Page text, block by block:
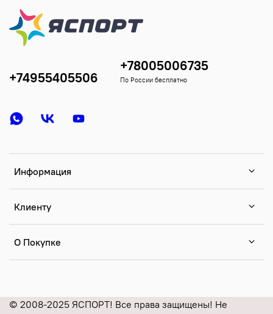
Информация
Клиенту
О Покупке
+74955405506
+78005006735
По России бесплатно
© 2008-2025 ЯСПОРТ! Все права защищены! Не